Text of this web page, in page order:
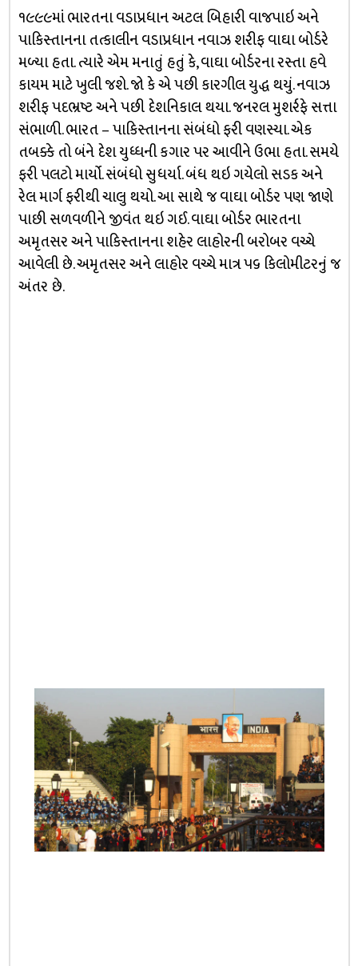
૧૯૯૯માં ભારતના વડાપ્રધાન અટલ બિહારી વાજપાઇ અને
પાકિસ્તાનના તત્કાલીન વડાપ્રધાન નવાઝ શરીફ વાઘા બોર્ડરે
મળ્યા હતા. ત્યારે એમ મનાતું હતું કે, વાઘા બોર્ડરના રસ્તા હવે
કાયમ માટે ખુલી જશે. જો કે એ પછી કારગીલ યુદ્ધ થયું. નવાઝ
શરીફ પદભ્રષ્ટ અને પછી દેશનિકાલ થયા. જનરલ મુશર્રફે સત્તા
સંભાળી. ભારત – પાકિસ્તાનના સંબંધો ફરી વણસ્યા. એક
તબક્કે તો બંને દેશ યુધ્ધની કગાર પર આવીને ઉભા હતા. સમયે
ફરી પલટો માર્યો. સંબંધો સુધર્યા. બંધ થઇ ગયેલો સડક અને
રેલ માર્ગ ફરીથી ચાલુ થયો. આ સાથે જ વાઘા બોર્ડર પણ જાણે
પાછી સળવળીને જીવંત થઇ ગઈ. વાઘા બોર્ડર ભારતના
અમૃતસર અને પાકિસ્તાનના શહેર લાહોરની બરોબર વચ્ચે
આવેલી છે. અમૃતસર અને લાહોર વચ્ચે માત્ર ૫૬ કિલોમીટરનું જ
અંતર છે.